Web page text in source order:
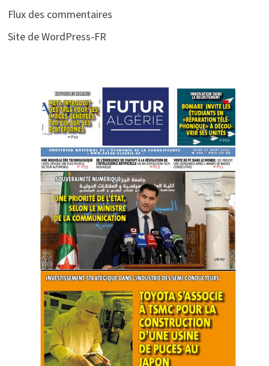
Flux des commentaires
Site de WordPress-FR